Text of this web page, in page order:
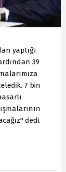
yaptığı
39
7 bin
dedi.